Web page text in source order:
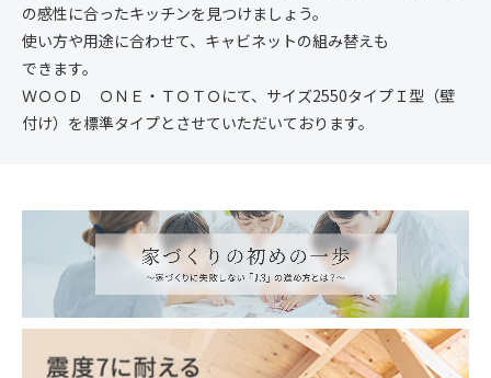
の感性に合ったキッチンを見つけましょう。
使い方や用途に合わせて、キャビネットの組み替えも
できます。
ＷＯＯＤ ＯＮＥ・ＴＯＴＯにて、サイズ2550タイプＩ型（壁
付け）を標準タイプとさせていただいております。